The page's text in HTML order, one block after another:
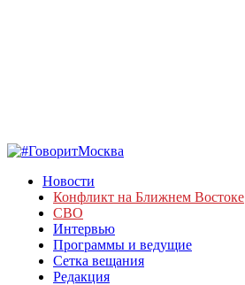
Новости
Конфликт на Ближнем Востоке
СВО
Интервью
Программы и ведущие
Сетка вещания
Редакция